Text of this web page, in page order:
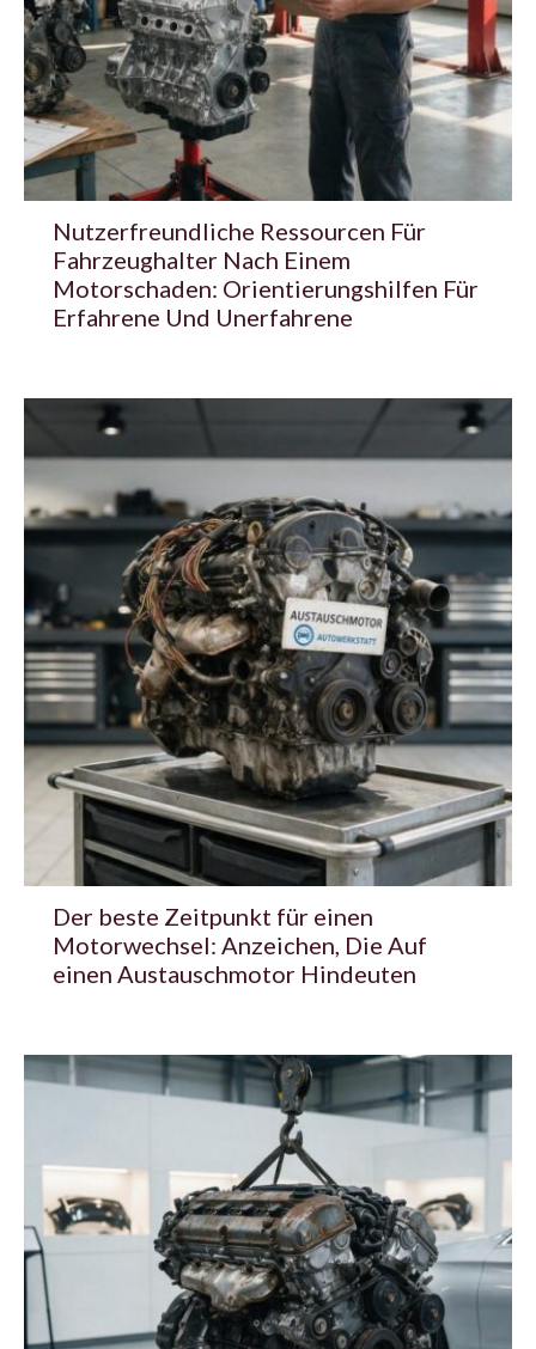
Nutzerfreundliche Ressourcen Für
Fahrzeughalter Nach Einem
Motorschaden: Orientierungshilfen Für
Erfahrene Und Unerfahrene
Der beste Zeitpunkt für einen
Motorwechsel: Anzeichen, Die Auf
einen Austauschmotor Hindeuten